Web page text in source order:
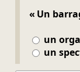
« Un
un
un